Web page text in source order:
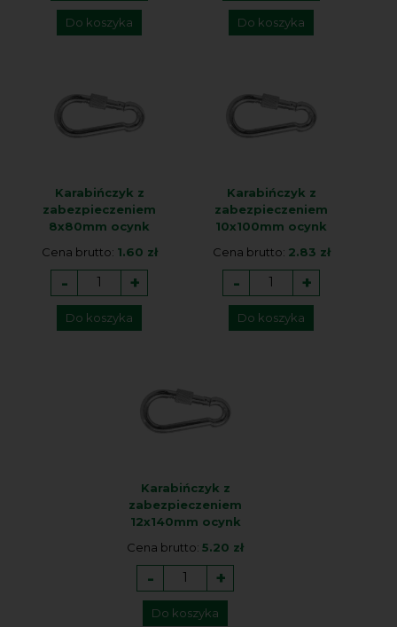
Do koszyka Do koszyka
Karabińczyk z
zabezpieczeniem
8x80mm ocynk
Cena brutto: 1.60 zł
- +
Do koszyka
Karabińczyk z
zabezpieczeniem
10x100mm ocynk
Cena brutto: 2.83 zł
- +
Do koszyka
Karabińczyk z
zabezpieczeniem
12x140mm ocynk
Cena brutto: 5.20 zł
- +
Do koszyka